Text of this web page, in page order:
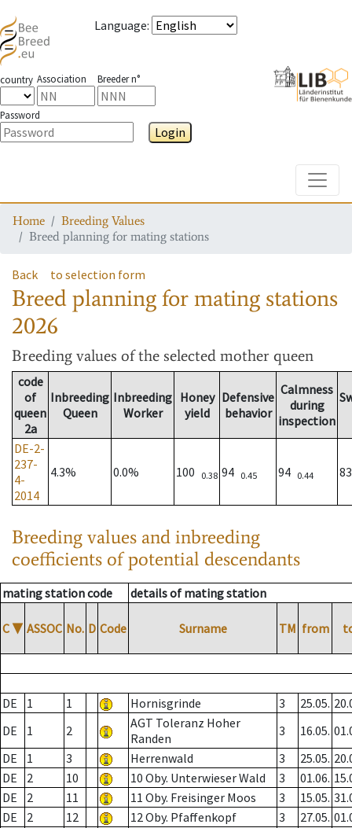
Language:
country Association Breeder n°
Password
Login
Home
Breeding Values
Breed planning for mating stations
Back to selection form
Breed planning for mating stations
2026
Breeding values of the selected mother queen
code
of
queen
2a
Inbreeding
Queen
Inbreeding
Worker
Honey
yield
Defensive
behavior
Calmness
during
inspection
DE-2-
237-
4-
2014
4.3% 0.0% 100 0.38 94 0.45 94 0.44
Breeding values and inbreeding
coefficients of potential descendants
mating station code details of mating station
C ▼ ASSOC No. D Code Surname TM from
DE 1 1 Hornisgrinde 3 25.05.
DE
1 2
AGT Toleranz Hoher
Randen
3 16.05.
DE
1 3 Herrenwald 3 25.05.
DE
2 10 10 Oby. Unterwieser Wald 3 01.06.
DE
2 11 11 Oby. Freisinger Moos 3 15.05.
DE
2 12 12 Oby. Pfaffenkopf 3 27.05.